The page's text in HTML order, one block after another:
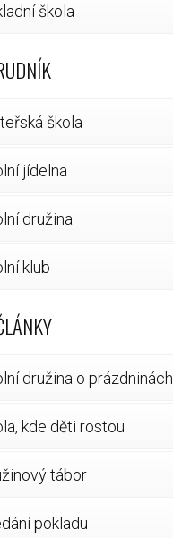
škola
škola
jídelna
družina
klub
družina o prázdninách
kde děti rostou
tábor
pokladu